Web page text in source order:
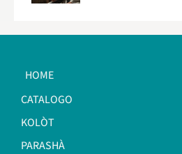
HOME
CATALOGO
KOLÒT
PARASHÀ